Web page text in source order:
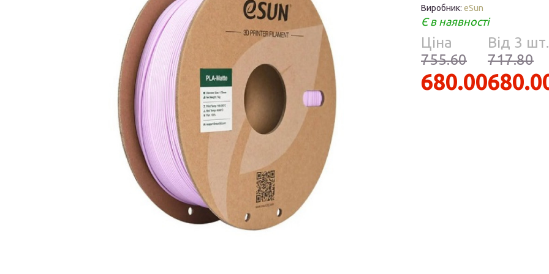
Слабоалкогольні
Крупи
Консервація
Східна кухня
Снеки та закуски
Харчові
інгредієнти
Рослинна олія
Борошно та
Подарункові
набори
Виробник: eSun
Є в наявності
Ціна
755.60
680.00
Від 3 шт.
717.80